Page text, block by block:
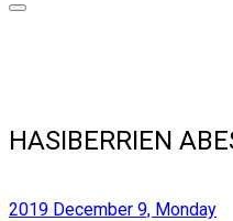
HASIBERRIEN
2019 December 9, Monday